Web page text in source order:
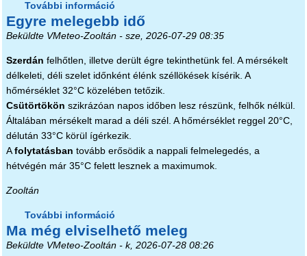
További információ
Egyre melegebb idő
Beküldte VMeteo-Zooltán- sze, 2026-07-29 08:35
Szerdán felhőtlen, illetve derült égre tekinthetünk fel. A mérsékelt
délkeleti, déli szelet időnként élénk széllökések kísérik. A
hőmérséklet 32°C közelében tetőzik.
Csütörtökön szikrázóan napos időben lesz részünk, felhők nélkül.
Általában mérsékelt marad a déli szél. A hőmérséklet reggel 20°C,
délután 33°C körül ígérkezik.
Afolytatásban tovább erősödik a nappali felmelegedés, a
hétvégén már 35°C felett lesznek a maximumok.
Zooltán
További információ
kapcsolatosan
Ma még elviselhető meleg
Beküldte VMeteo-Zooltán- k, 2026-07-28 08:26